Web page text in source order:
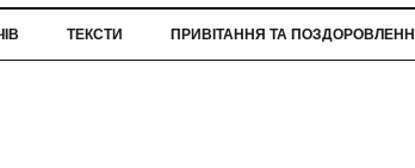
ТЕКСТИ ПРИВІТАННЯ ТА